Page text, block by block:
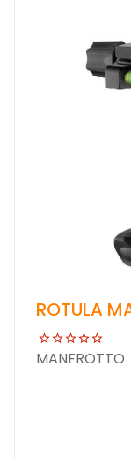
ROTULA
MANFROTTO